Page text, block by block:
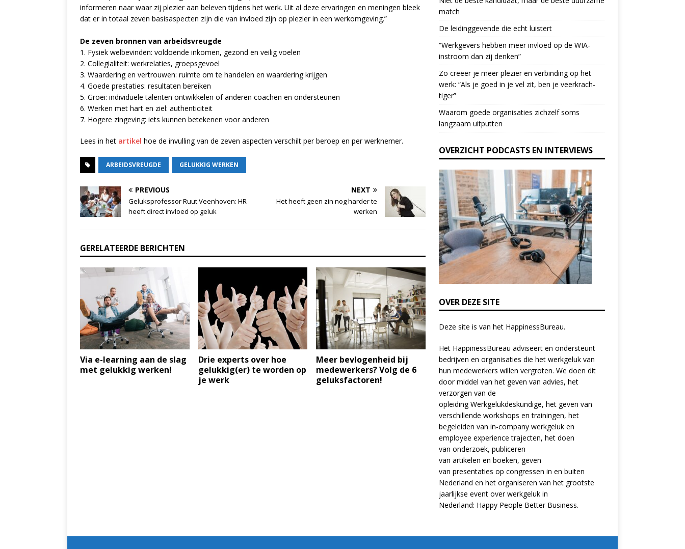
informeren naar waar zij plezier aan beleven tijdens het werk. Uit al deze ervaringen en meningen bleek
dat er in totaal zeven basisaspecten zijn die van invloed zijn op plezier in een werkomgeving.”
De zeven bronnen van arbeidsvreugde
1. Fysiek welbevinden: voldoende inkomen, gezond en veilig voelen
2. Collegialiteit: werkrelaties, groepsgevoel
3. Waardering en vertrouwen: ruimte om te handelen en waardering krijgen
4. Goede prestaties: resultaten bereiken
5. Groei: individuele talenten ontwikkelen of anderen coachen en ondersteunen
6. Werken met hart en ziel: authenticiteit
7. Hogere zingeving: iets kunnen betekenen voor anderen
Lees in het artikel hoe de invulling van de zeven aspecten verschilt per beroep en per werknemer.
ARBEIDSVREUGDE GELUKKIG WERKEN
PREVIOUS
Geluksprofessor Ruut Veenhoven: HR
heeft direct invloed op geluk
NEXT
Het heeft geen zin nog harder te
werken
GERELATEERDE BERICHTEN
Via e-learning aan de slag
met gelukkig werken!
Drie experts over hoe
gelukkig(er) te worden op
je werk
Meer bevlogenheid bij
medewerkers? Volg de 6
geluksfactoren!
e
a
s
e
l
e
a
v
e
t
h
i
f
e
l
d
b
l
a
n
k
.
match
De leidinggevende die echt luistert
“Werkgevers hebben meer invloed op de WIA-
instroom dan zij denken”
Zo creëer je meer plezier en verbinding op het
werk: “Als je goed in je vel zit, ben je veerkrach­
tiger”
Waarom goede organisaties zichzelf soms
langzaam uitputten
OVERZICHT PODCASTS EN INTERVIEWS
OVER DEZE SITE
Deze site is van het HappinessBureau.
Het HappinessBureau adviseert en ondersteunt
bedrijven en organisaties die het werkgeluk van
hun medewerkers willen vergroten. We doen dit
door middel van het geven van advies, het
verzorgen van de
opleidingWerkgelukdeskundige, het geven van
verschillende workshops en trainingen, het
begeleiden van in-company werkgeluk en
employee experiencetrajecten, het doen
van onderzoek, publiceren
van artikelen en boeken, geven
van presentaties op congressen in en buiten
Nederland en het organiseren van het grootste
jaarlijkse event over werkgeluk in
Nederland: Happy People Better Business.